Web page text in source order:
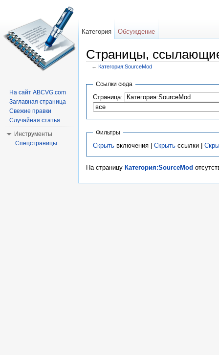
Страницы,
← Категория:SourceMod
Ссылки сюда
Страница:
Фильтры
Скрытьвключения | Скрытьссылки |
На страницу Категория:SourceMod
Категория Обсуждение
На сайт ABCVG.com
Заглавная страница
Свежие правки
Случайная статья
Инструменты
Спецстраницы